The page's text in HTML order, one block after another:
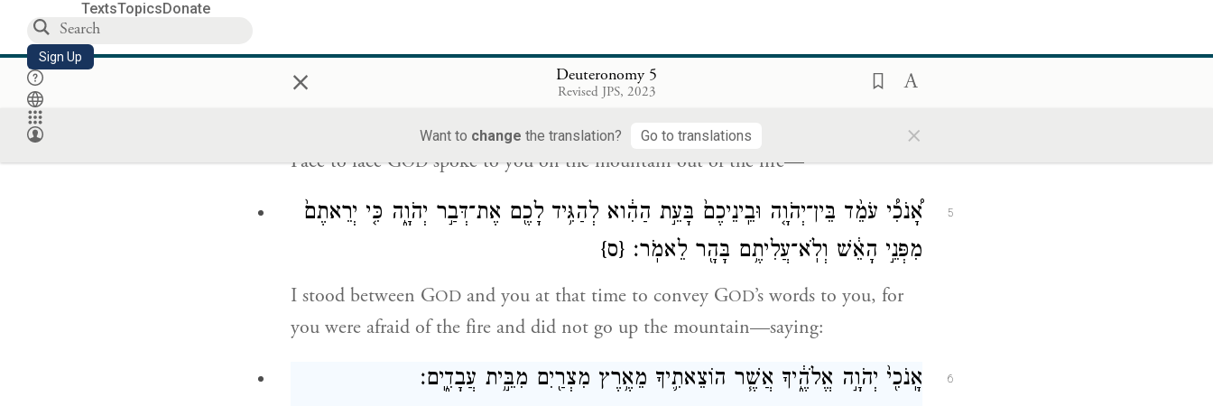
TextsTopicsDonate
Sign Up × Deuteronomy 5
Revised JPS, 2023
Want to change the translation? Go to translations ×
living, every one of us who is here today.
Face to face GODspoke to you on the mountain out of the fire—
5
אָ֠נֹכִ֠י עֹמֵ֨ד בֵּין־יְהֹוָ֤ה וּבֵֽינֵיכֶם֙ בָּעֵ֣ת הַהִ֔וא לְהַגִּ֥יד לָכֶ֖ם אֶת־דְּבַ֣ר יְהֹוָ֑ה כִּ֤י יְרֵאתֶם֙
מִפְּנֵ֣י הָאֵ֔שׁ וְלֹֽא־עֲלִיתֶ֥ם בָּהָ֖ר לֵאמֹֽר׃ {ס}
I stood between GOD and you at that time to convey GOD’s words to you, for
you were afraid of the fire and did not go up the mountain—saying:
6 אָֽנֹכִ֖י֙ יְהֹוָ֣ה אֱלֹהֶ֑֔יךָ אֲשֶׁ֧ר הוֹצֵאתִ֛יךָ מֵאֶ֥רֶץ מִצְרַ֖יִם מִבֵּ֣֥ית עֲבָדִ֑͏ֽים׃